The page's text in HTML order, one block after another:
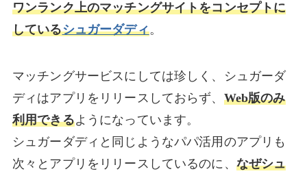
ワンランク上のマッチングサイトをコンセプトに
しているシュガーダディ。
マッチングサービスにしては珍しく、シュガーダ
ディはアプリをリリースしておらず、 Web版のみ
利用できるようになっています。
シュガーダディと同じようなパパ活用のアプリも
次々とアプリをリリースしているのに、 なぜシュ